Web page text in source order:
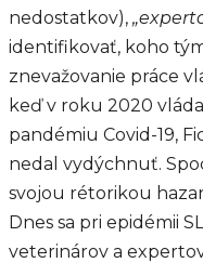
nedostatkov),
identifikovať, koho
znevažovanie práce
keď v roku 2020
pandémiu Covid-19,
nedal vydýchnuť.
svojou rétorikou
Dnes sa pri epidémii
veterinárov a